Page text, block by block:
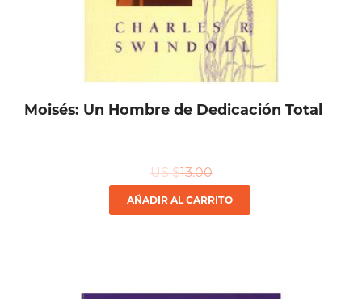
Moisés: Un Hombre de Dedicación Total
US $13.00
AÑADIR AL CARRITO